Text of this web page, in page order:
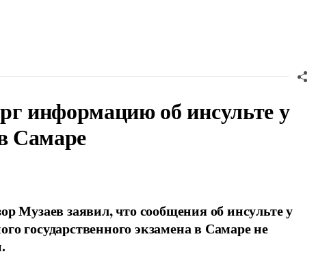
информацию об инсульте у
Самаре
Музаев заявил, что сообщения об инсульте у
государственного экзамена в Самаре не